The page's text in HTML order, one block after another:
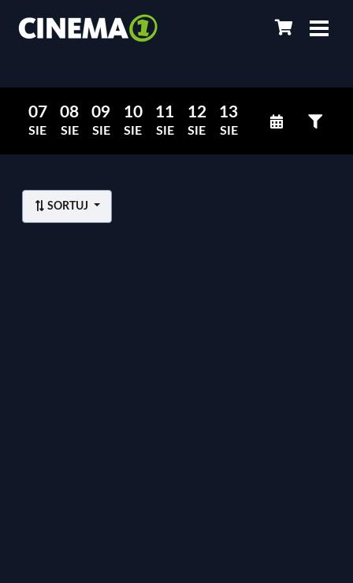
07
SIE
08
SIE
09
SIE
10
SIE
11
SIE
12
SIE
13
SIE
SORTUJ